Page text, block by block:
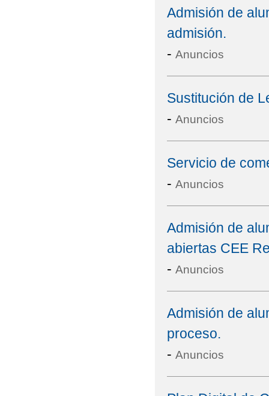
Admisión de
admisión.
- Anuncios
Sustitución de
- Anuncios
Servicio de
- Anuncios
Admisión de
abiertas CEE
- Anuncios
Admisión de
proceso.
- Anuncios